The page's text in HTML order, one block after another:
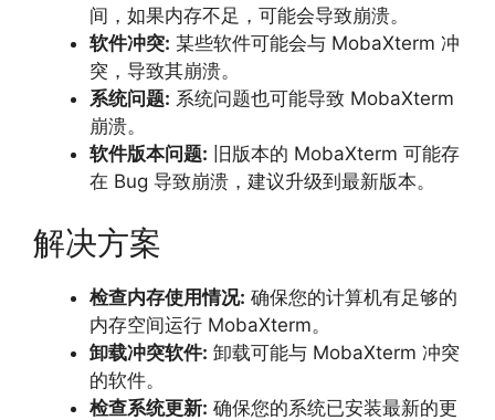
间， 如果内存不足， 可能会导致崩溃。
软件冲突: 某些软件可能会与 MobaXterm 冲
突， 导致其崩溃。
系统问题: 系统问题也可能导致 MobaXterm
崩溃。
软件版本问题: 旧版本的 MobaXterm 可能存
在 Bug 导致崩溃， 建议升级到最新版本。
解决方案
检查内存使用情况: 确保您的计算机有足够的
内存空间运行 MobaXterm。
卸载冲突软件: 卸载可能与 MobaXterm 冲突
的软件。
检查系统更新: 确保您的系统已安装最新的更